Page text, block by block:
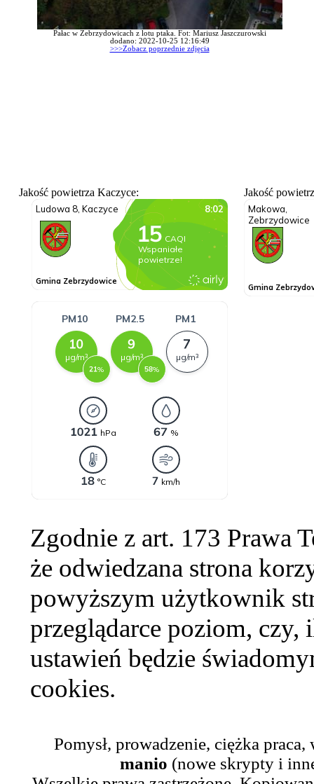
Pałac w Zebrzydowicach z lotu ptaka. Fot: Mariusz Jaszczurowski
dodano: 2022-10-25 12:16:49
>>>Zobacz poprzednie zdjęcia
Jakość powietrza Kaczyce: Jakość
Zgodnie z art. 173 Prawa
że odwiedzana strona
powyższym użytkownik
przeglądarce poziom,
ustawień będzie
cookies.
Pomysł, prowadzenie, ciężka
manio (nowe skrypty i